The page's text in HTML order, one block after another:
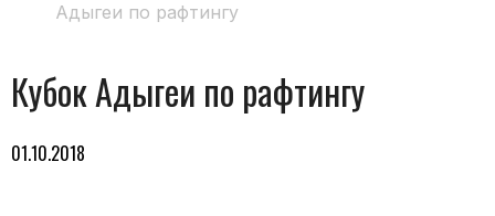
Адыгеи по рафтингу
Кубок Адыгеи по рафтингу
01.10.2018